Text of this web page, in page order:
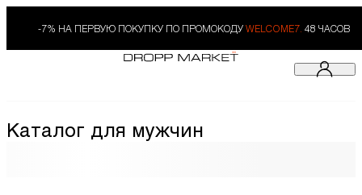
-7% НА ПЕРВУЮ ПОКУПКУ ПО ПРОМОКОДУ WELCOME7. 48 ЧАСОВ
Каталог для мужчин